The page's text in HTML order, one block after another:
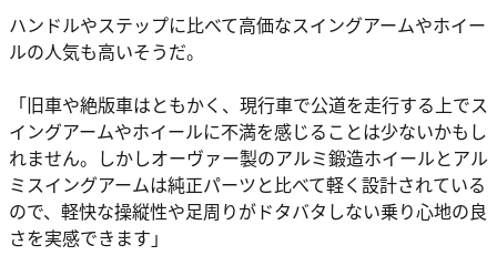
ハンドルやステップに比べて高価なスイングアームやホイー
ルの人気も高いそうだ。
「旧車や絶版車はともかく、現行車で公道を走行する上でス
イングアームやホイールに不満を感じることは少ないかもし
れません。しかしオーヴァー製のアルミ鍛造ホイールとアル
ミスイングアームは純正パーツと比べて軽く設計されている
ので、軽快な操縦性や足周りがドタバタしない乗り心地の良
さを実感できます」